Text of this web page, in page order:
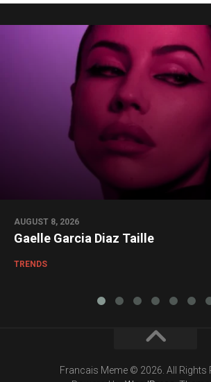
AUGUST 8, 2026
Gaelle Garcia Diaz Taille
TRENDS
Francais Meme © 2026. All Rights